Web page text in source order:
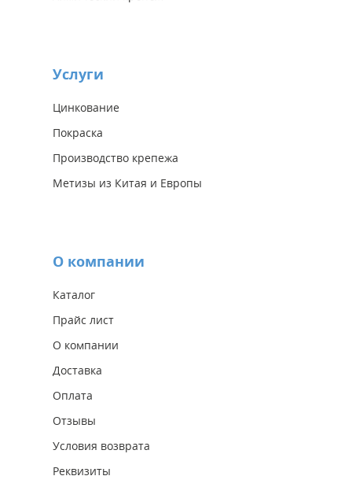
Услуги
Цинкование
Покраска
Производство крепежа
Метизы из Китая и Европы
О компании
Каталог
Прайс лист
О компании
Доставка
Оплата
Отзывы
Условия возврата
Реквизиты